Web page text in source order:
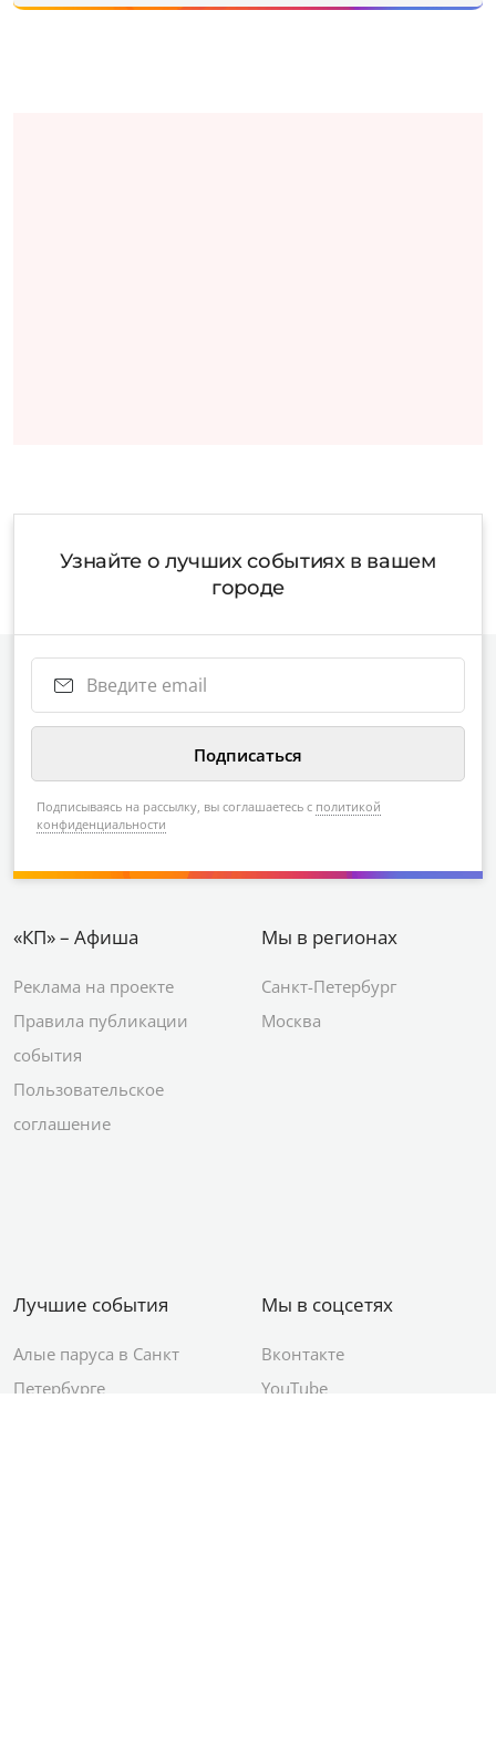
Узнайте о лучших событиях в вашем
городе
Подписываясь на рассылку, вы соглашаетесь с политикой
конфиденциальности
«КП» – Афиша
Реклама на проекте
Правила публикации
события
Пользовательское
соглашение
Мы в регионах
Санкт-Петербург
Москва
Лучшие события
Алые паруса в Санкт
Петербурге
Мы в соцсетях
Вконтакте
YouTube